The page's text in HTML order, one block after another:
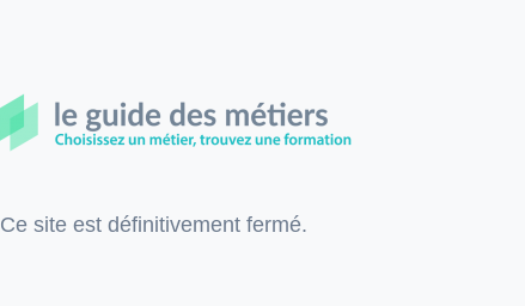
Ce site est définitivement fermé.